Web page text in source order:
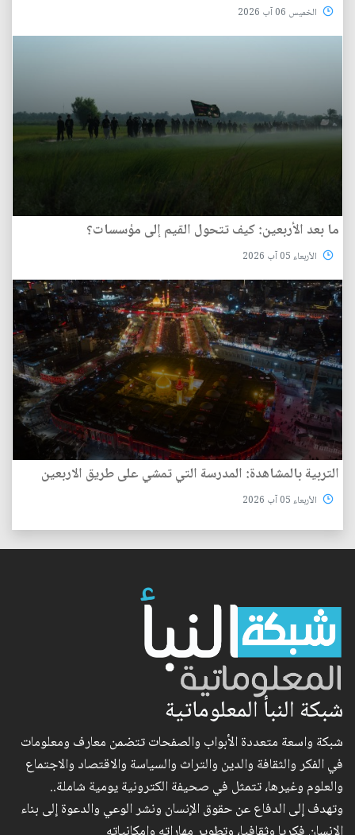
الخميس 06 آب 2026
ما بعد الأربعين: كيف تتحول القيم إلى مؤسسات؟
الأربعاء 05 آب 2026
التربية بالمشاهدة: المدرسة التي تمشي على طريق الاربعين
الأربعاء 05 آب 2026
شبكة النبأ المعلوماتية
شبكة واسعة متعددة الأبواب والصفحات تتضمن معارف ومعلومات
في الفكر والثقافة والدين والتراث والسياسة والاقتصاد والاجتماع
والعلوم وغيرها، تتمثل في صحيفة الكترونية يومية شاملة..
وتهدف إلى الدفاع عن حقوق الإنسان ونشر الوعي والدعوة إلى بناء